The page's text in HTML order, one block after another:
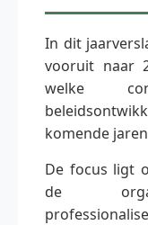
In dit
vooruit naar
welke
komende
De focus ligt
de